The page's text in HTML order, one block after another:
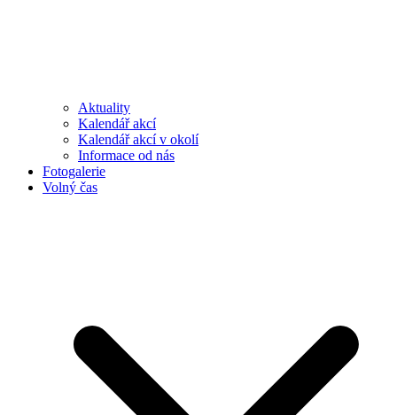
Aktuality
Kalendář akcí
Kalendář akcí v okolí
Informace od nás
Fotogalerie
Volný čas